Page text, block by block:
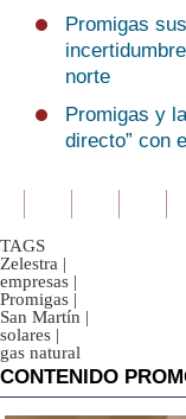
Promigas
norte
Promigas y
directo” con
TAGS
Zelestra |
empresas |
Promigas |
San Martín |
solares |
gas natural